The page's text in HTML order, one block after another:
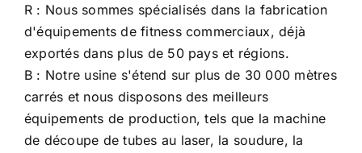
d'équipements de fitness commerciaux, déjà
exportés dans plus de 50 pays et régions.
B : Notre usine s'étend sur plus de 30 000 mètres
carrés et nous disposons des meilleurs
équipements de production, tels que la machine
de découpe de tubes au laser, la soudure, la
peinture par pulvérisation électronique, la ligne